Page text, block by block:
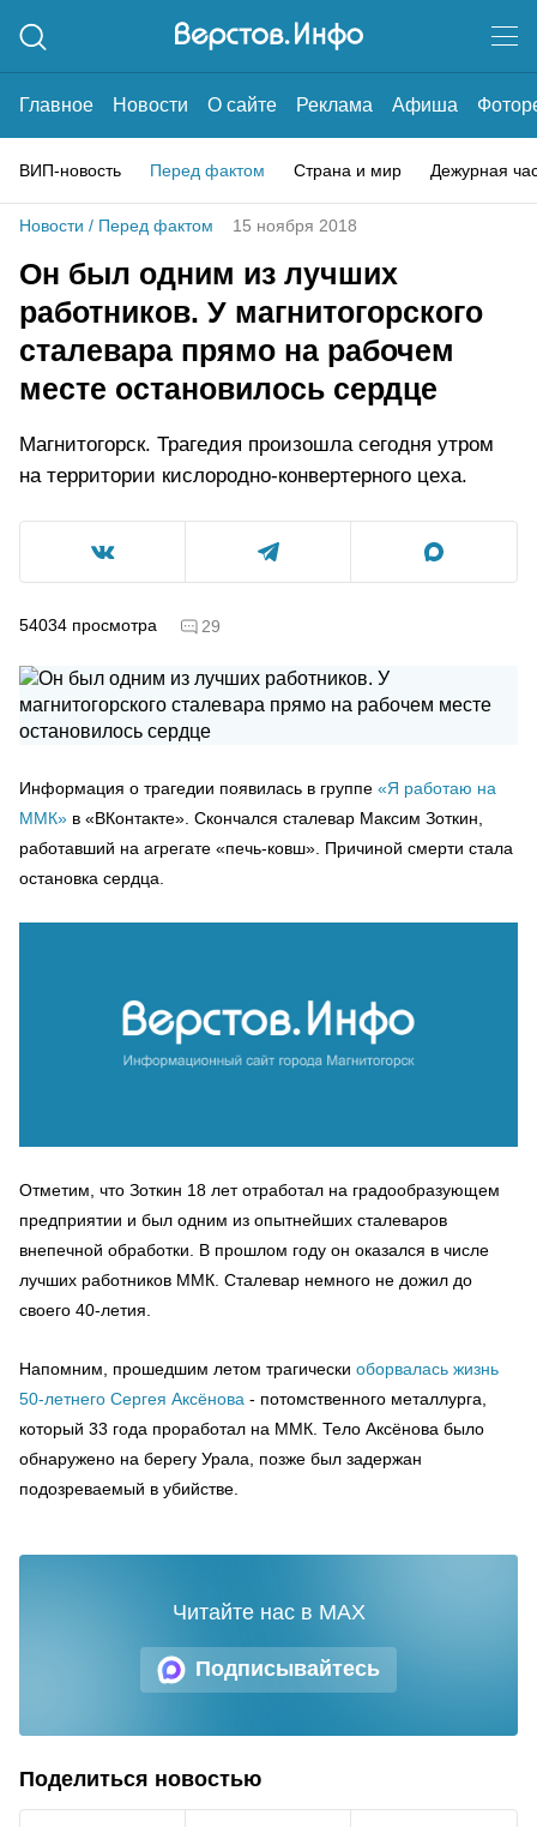
Главное Новости О сайте Реклама Афиша
ВИП-новость Перед фактом Страна и мир Дежурная
Новости / Перед фактом 15 ноября 2018
Он был одним из лучших
работников. У магнитогорского
сталевара прямо на рабочем
месте остановилось сердце
Магнитогорск. Трагедия произошла сегодня утром
на территории кислородно-конвертерного цеха.
54034 просмотра 29
Информация о трагедии появилась в группе «Я работаю на
ММК» в «ВКонтакте». Скончался сталевар Максим Зоткин,
работавший на агрегате «печь-ковш». Причиной смерти стала
остановка сердца.
Отметим, что Зоткин 18 лет отработал на градообразующем
предприятии и был одним из опытнейших сталеваров
внепечной обработки. В прошлом году он оказался в числе
лучших работников ММК. Сталевар немного не дожил до
своего 40-летия.
Напомним, прошедшим летом трагически оборвалась жизнь
50-летнего Сергея Аксёнова - потомственного металлурга,
который 33 года проработал на ММК. Тело Аксёнова было
обнаружено на берегу Урала, позже был задержан
подозреваемый в убийстве.
Подписывайтесь
Читайте нас в MAX
Поделиться новостью